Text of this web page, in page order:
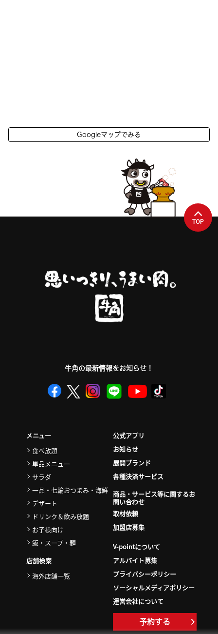
Googleマップでみる
TOP
牛角の最新情報をお知らせ！
メニュー
食べ放題
単品メニュー
サラダ
一品・七輪おつまみ・海鮮
デザート
ドリンク＆飲み放題
お子様向け
飯・スープ・麺
店舗検索
海外店舗一覧
公式アプリ
お知らせ
展開ブランド
各種決済サービス
商品・サービス等に関するお
問い合わせ
取材依頼
加盟店募集
V-pointについて
アルバイト募集
プライバシーポリシー
ソーシャルメディアポリシー
運営会社について
予約する